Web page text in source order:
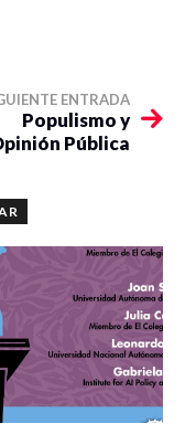
ENTRADA
Populismo y
Pública